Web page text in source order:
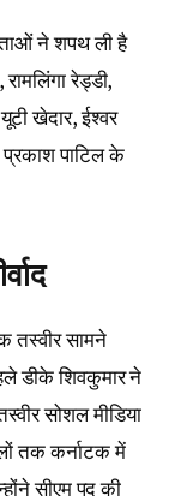
ने शपथ ली है
रेड्डी,
खेदार, ईश्वर
प्रकाश पाटिल के
तस्वीर सामने
डीके शिवकुमार ने
सोशल मीडिया
तक कर्नाटक में
सीएम पद की